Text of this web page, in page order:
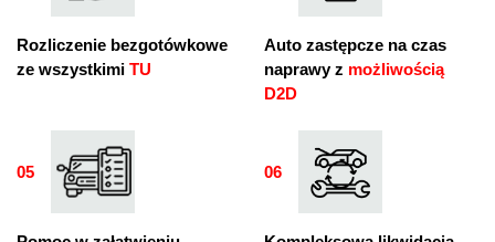
Rozliczenie bezgotówkowe
ze wszystkimi TU
Auto zastępcze na czas
naprawy z możliwością
D2D
05 05 06 06